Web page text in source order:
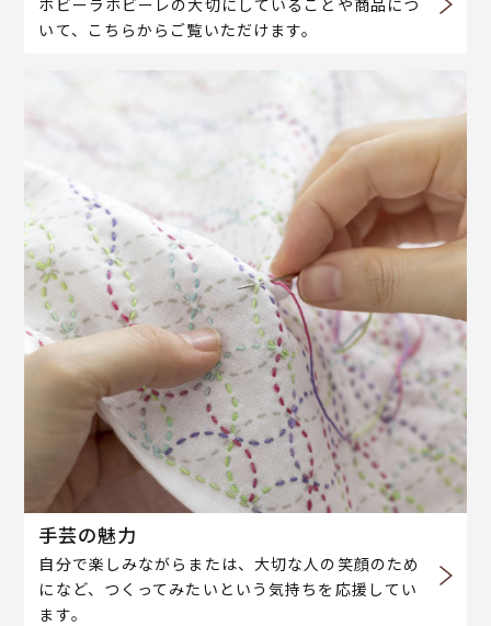
ホビーラホビーレの大切にしていることや商品につ
いて、こちらからご覧いただけます。
手芸の魅力
自分で楽しみながらまたは、大切な人の笑顔のため
になど、つくってみたいという気持ちを応援してい
ます。